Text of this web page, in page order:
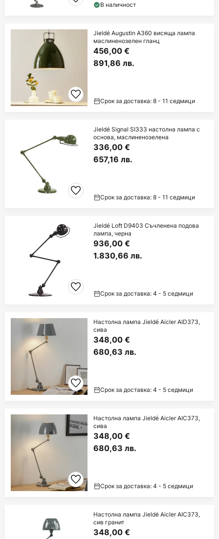
В наличност
Jieldé Augustin A360 висяща лампа
маслиненозелен гланц
456,00 €
891,86 лв.
Срок за доставка: 8 - 11 седмици
Jieldé Signal SI333 настолна лампа с
основа, маслиненозелена
336,00 €
657,16 лв.
Срок за доставка: 8 - 11 седмици
Jieldé Loft D9403 Съчленена подова
лампа, черна
936,00 €
1.830,66 лв.
Срок за доставка: 4 - 5 седмици
Настолна лампа Jieldé Aicler AID373,
сива
348,00 €
680,63 лв.
Срок за доставка: 4 - 5 седмици
Настолна лампа Jieldé Aicler AIC373,
сива
348,00 €
680,63 лв.
Срок за доставка: 4 - 5 седмици
Настолна лампа Jieldé Aicler AIC373,
сив гранит
348,00 €